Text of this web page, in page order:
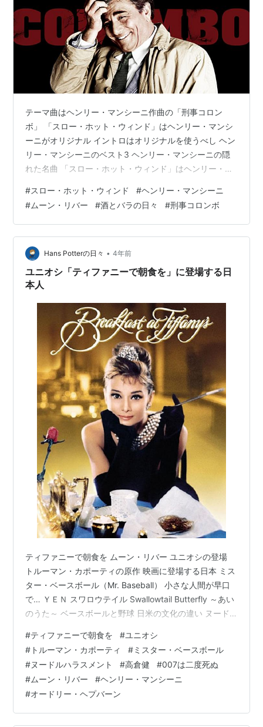
テーマ曲はヘンリー・マンシーニ作曲の「刑事コロン
ボ」 「スロー・ホット・ウィンド」はヘンリー・マンシ
ーニがオリジナル イントロはオリジナルを使うべし ヘン
リー・マンシーニのベスト3 ヘンリー・マンシーニの隠
れた名曲 「スロー・ホット・ウィンド」はヘンリー・マ
曲のひとつは、オリジナルがヘンリー・マンシーニ作曲
の「スロー・ホット・ウィンド」である。私はジャズ師
が弾いてくれるまでまったく聴いたことがなく、師が勝
手に指定したのだ。 「まだまだ暑いから」 ってね。 そ
りゃいいんだけどね。 kuromitsu-
kinakochan.hatenablog.…
#スロー・ホット・ウィンド #ヘンリー・マンシーニ
#ムーン・リバー #酒とバラの日々 #刑事コロンボ
Hans Potterの日々 • 4年前
ユニオシ「ティファニーで朝食を」に登場する日
本人
ティファニーで朝食を ムーン・リバー ユニオシの登場
トルーマン・カポーティの原作 映画に登場する日本 ミス
ター・ベースボール（Mr. Baseball） 小さな人間が早口
で… ＹＥＮ スワロウテイル Swallowtail Butterfly ～あい
のうた～ ベースボールと野球 日米の文化の違い ヌード
スレーション 007は二度死ぬ ディズニー映画でも 秋です
ね。 昨日（2022年9月29日）の金沢の日の入りは17時41
分。8月29日は18時27分でしたから、一ヵ月で40分以上
早くなっています。 夜が長くなり、読書などには良い季
節になって…
#ティファニーで朝食を #ユニオシ
# トルーマン・カポーティ #ミスター・ベースボール
#ヌードルハラスメント #高倉健 #007は二度死ぬ
#ムーン・リバー #ヘンリー・マンシーニ
#オードリー・ヘプバーン